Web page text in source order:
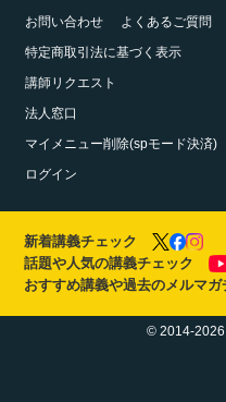
お問い合わせ
よくあるご質問
特定商取引法に基づく表示
講師リクエスト
法人窓口
マイメニュー削除(spモード決済)
ログイン
新着講義チェック
話題や人気の講義チェック
おすすめ講義や過去のメルマガ
© 2014-2026